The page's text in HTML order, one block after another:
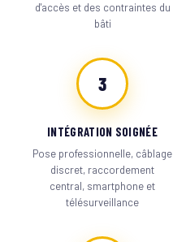
d'accès et des contraintes du
bâti
3
INTÉGRATION SOIGNÉE
Pose professionnelle, câblage
discret, raccordement
central, smartphone et
télésurveillance